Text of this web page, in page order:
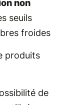
non
seuils
froides
produits
de